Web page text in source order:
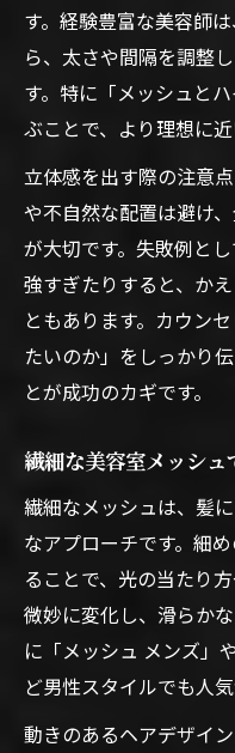
す。経験豊富な美容師
ら、太さや間隔を調整
す。特に「メッシュと
ぶことで、より理想に
立体感を出す際の注意
や不自然な配置は避け
が大切です。失敗例と
強すぎたりすると、か
ともあります。カウン
たいのか」をしっかり
とが成功のカギです。
繊細な美容室メッシ
繊細なメッシュは、髪
なアプローチです。細
ることで、光の当たり
微妙に変化し、滑らか
に「メッシュ メンズ」
ど男性スタイルでも人気
動きのあるヘアデザイ